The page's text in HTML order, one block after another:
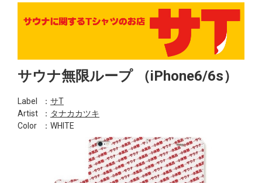
サウナ無限ループ （iPhone6/6s）
Label ： サT
Artist
： タナカカツキ
Color
：WHITE